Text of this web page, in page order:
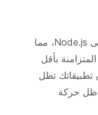
إن Express خفيف الوزن ومبني على Node.js، مما
بأقل
تطبيقاتك تظل
ظل حركة